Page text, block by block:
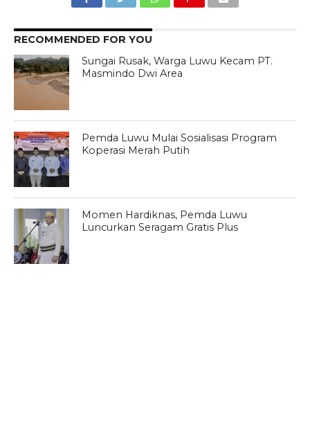
RECOMMENDED FOR YOU
Sungai Rusak, Warga Luwu Kecam PT.
Masmindo Dwi Area
Pemda Luwu Mulai Sosialisasi Program
Koperasi Merah Putih
Momen Hardiknas, Pemda Luwu
Luncurkan Seragam Gratis Plus